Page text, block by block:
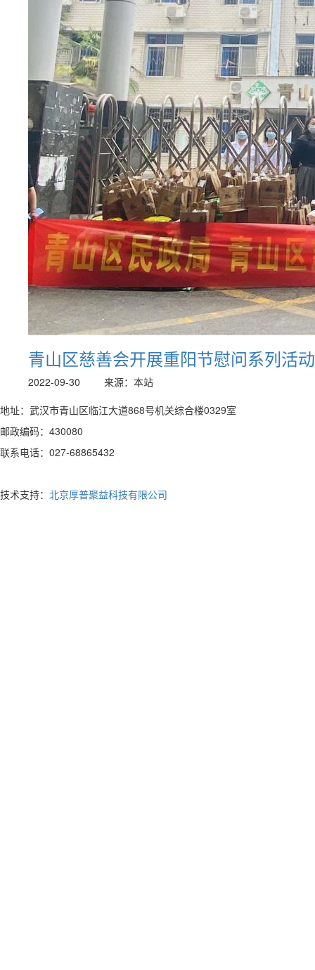
青山区慈善会开展重阳节慰问系列活动
2022-09-30
来源：本站
地址：武汉市青山区临江大道868号机关综合楼0329室
邮政编码：430080
联系电话：027-68865432
技术支持： 北京厚普聚益科技有限公司